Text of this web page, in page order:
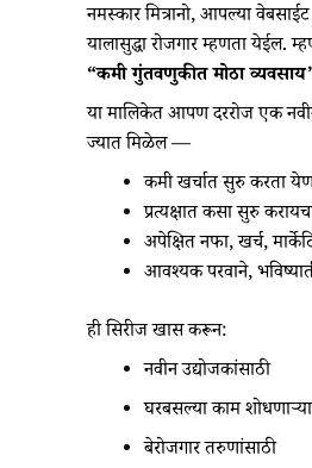
नमस्कार मित्रानो, आपल्या
यालासुद्धा रोजगार म्हणता येईल.
“कमी गुंतवणुकीत मोठा
या मालिकेत आपण दररोज एक
ज्यात मिळेल —
कमी खर्चात सुरु करता
प्रत्यक्षात कसा सुरु
अपेक्षित नफा, खर्च,
आवश्यक परवाने,
ही सिरीज खास करून:
नवीन उद्योजकांसाठी
घरबसल्या काम
बेरोजगार तरुणांसाठी